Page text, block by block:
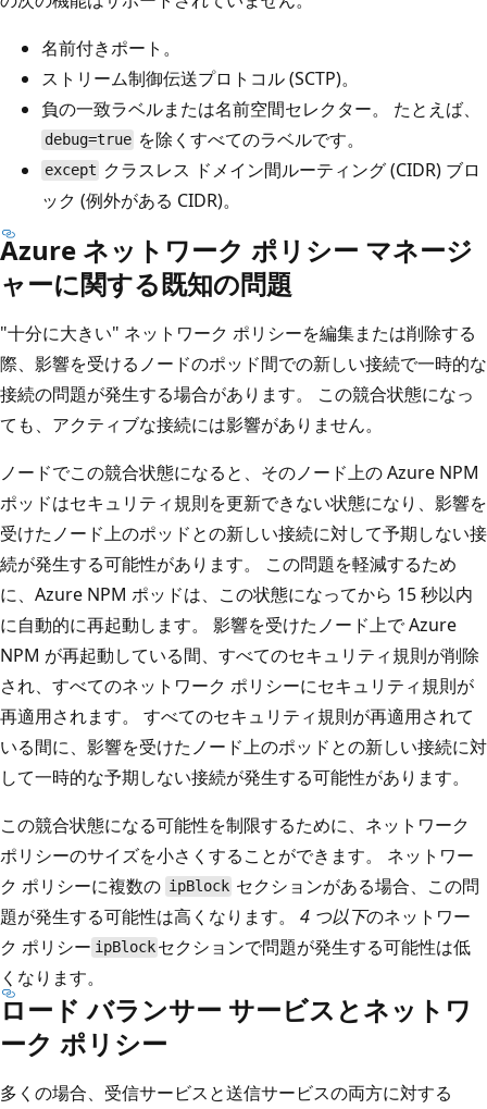
名前付きポート。
ストリーム制御伝送プロトコル (SCTP)。
負の一致ラベルまたは名前空間セレクター。 たとえば、
debug=true を除くすべてのラベルです。
except クラスレス ドメイン間ルーティング (CIDR) ブロ
ック (例外がある CIDR)。
Azure ネットワーク ポリシー マネージ
ャーに関する既知の問題
"十分に大きい" ネットワーク ポリシーを編集または削除する
際、影響を受けるノードのポッド間での新しい接続で一時的な
接続の問題が発生する場合があります。 この競合状態になっ
ても、アクティブな接続には影響がありません。
ノードでこの競合状態になると、そのノード上の Azure NPM
ポッドはセキュリティ規則を更新できない状態になり、影響を
受けたノード上のポッドとの新しい接続に対して予期しない接
続が発生する可能性があります。 この問題を軽減するため
に、Azure NPM ポッドは、この状態になってから 15 秒以内
に自動的に再起動します。 影響を受けたノード上で Azure
NPM が再起動している間、すべてのセキュリティ規則が削除
され、すべてのネットワーク ポリシーにセキュリティ規則が
再適用されます。 すべてのセキュリティ規則が再適用されて
いる間に、影響を受けたノード上のポッドとの新しい接続に対
して一時的な予期しない接続が発生する可能性があります。
この競合状態になる可能性を制限するために、ネットワーク
ポリシーのサイズを小さくすることができます。 ネットワー
ク ポリシーに複数の ipBlock セクションがある場合、この問
題が発生する可能性は高くなります。 4 つ以下のネットワー
ク ポリシー ipBlock セクションで問題が発生する可能性は低
くなります。
ロード バランサー サービスとネットワ
ーク ポリシー
多くの場合、受信サービスと送信サービスの両方に対する